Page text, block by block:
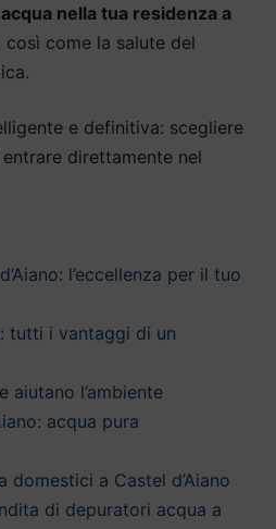
nella tua residenza a
come la salute del
e definitiva: scegliere
entrare direttamente nel
l’eccellenza per il tuo
tutti i vantaggi di un
aiutano l’ambiente
acqua pura
a Castel d’Aiano
di depuratori acqua a